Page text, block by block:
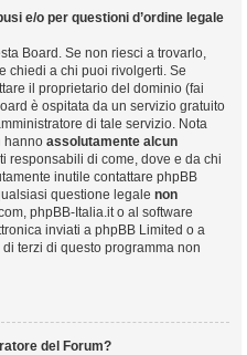
e/o per questioni d’ordine legale
Board. Se non riesci a trovarlo,
chiedi a chi puoi rivolgerti. Se
il proprietario del dominio (fai
è ospitata da un servizio gratuito
di tale servizio. Nota
hanno assolutamente alcun
responsabili di come, dove e da chi
inutile contattare phpBB
questione legale non
phpBB-Italia.it o al software
inviati a phpBB Limited o a
terzi di questo programma non
del Forum?